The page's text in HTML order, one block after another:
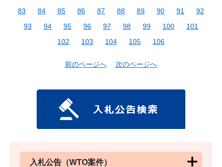
83
84 85 86 87 88 89 90 91
92
93
94 95 96 97 98 99 100
101
102
103 104 105 106
前のページへ 次のページへ
入札公告（WTO案件）